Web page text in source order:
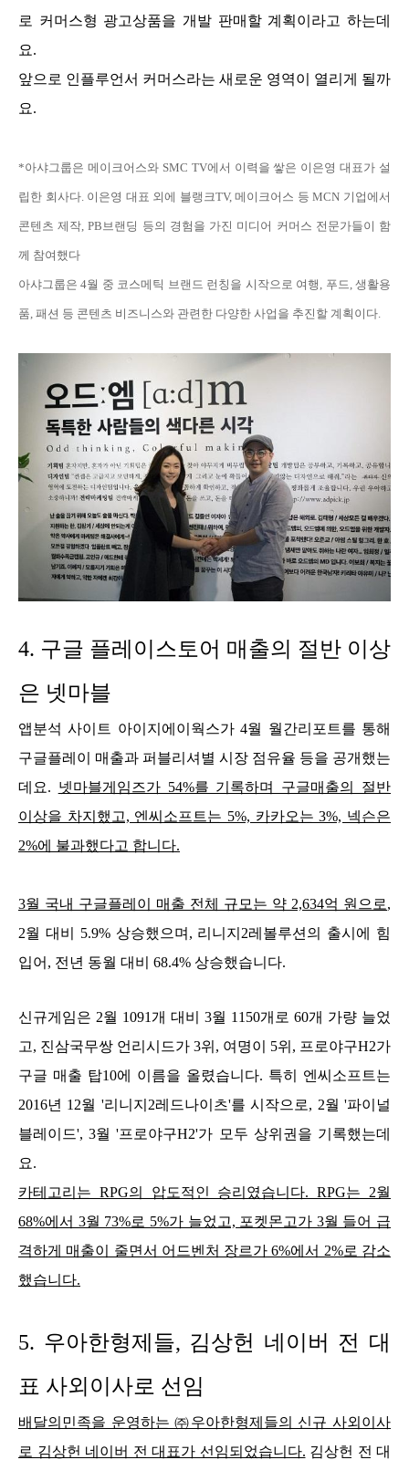
로 커머스형 광고상품을 개발 판매할 계획이라고 하는데
요.
앞으로 인플루언서 커머스라는 새로운 영역이 열리게 될까
요.
*아샤그룹은 메이크어스와 SMC TV에서 이력을 쌓은 이은영 대표가 설
립한 회사다. 이은영 대표 외에 블랭크TV, 메이크어스 등 MCN 기업에서
콘텐츠 제작, PB브랜딩 등의 경험을 가진 미디어 커머스 전문가들이 함
께 참여했다
아샤그룹은 4월 중 코스메틱 브랜드 런칭을 시작으로 여행, 푸드, 생활용
품, 패션 등 콘텐츠 비즈니스와 관련한 다양한 사업을 추진할 계획이다.
4. 구글 플레이스토어 매출의 절반 이상
은 넷마블
앱분석 사이트 아이지에이웍스가 4월 월간리포트를 통해
구글플레이 매출과 퍼블리셔별 시장 점유율 등을 공개했는
데요. 넷마블게임즈가 54%를 기록하며 구글매출의 절반
이상을 차지했고, 엔씨소프트는 5%, 카카오는 3%, 넥슨은
2%에 불과했다고 합니다.
3월 국내 구글플레이 매출 전체 규모는 약 2,634억 원으로,
2월 대비 5.9% 상승했으며, 리니지2레볼루션의 출시에 힘
입어, 전년 동월 대비 68.4% 상승했습니다.
신규게임은 2월 1091개 대비 3월 1150개로 60개 가량 늘었
고, 진삼국무쌍 언리시드가 3위, 여명이 5위, 프로야구H2가
구글 매출 탑10에 이름을 올렸습니다. 특히 엔씨소프트는
2016년 12월 '리니지2레드나이츠'를 시작으로, 2월 '파이널
블레이드', 3월 '프로야구H2'가 모두 상위권을 기록했는데
요.
카테고리는 RPG의 압도적인 승리였습니다. RPG는 2월
68%에 서 3월 73%로 5%가 늘었고, 포켓몬고가 3월 들어 급
격하게 매출이 줄면서 어드벤처 장르가 6%에서 2%로 감소
했습니다.
5. 우아한형제들, 김상헌 네이버 전 대
표 사외이사로 선임
배달의민족을 운영하는 ㈜우아한형제들의 신규 사외이사
로 김상헌 네이버 전 대표가 선임되었습니다. 김상헌 전 대